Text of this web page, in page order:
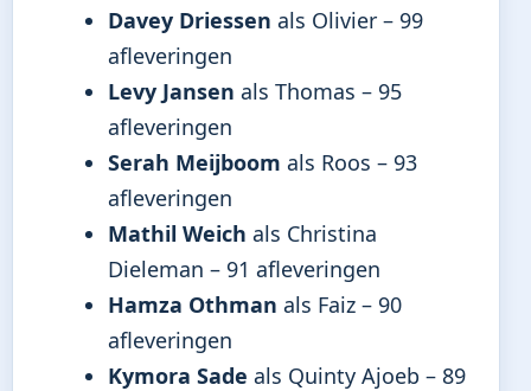
Davey Driessen als Olivier – 99
afleveringen
Levy Jansen als Thomas – 95
afleveringen
Serah Meijboom als Roos – 93
afleveringen
Mathil Weich als Christina
Dieleman – 91 afleveringen
Hamza Othman als Faiz – 90
afleveringen
Kymora Sade als Quinty Ajoeb – 89